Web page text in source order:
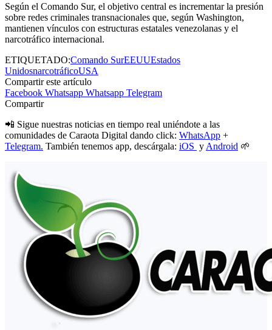
Según el Comando Sur, el objetivo central es incrementar la presión
sobre redes criminales transnacionales que, según Washington,
mantienen vínculos con estructuras estatales venezolanas y el
narcotráfico internacional.
ETIQUETADO:Comando SurEEUUEstados
UnidosnarcotráficoUSA
Compartir este artículo
Facebook Whatsapp Whatsapp Telegram
Compartir
📲 Sigue nuestras noticias en tiempo real uniéndote a las
comunidades de Caraota Digital dando click: WhatsApp +
Telegram. También tenemos app, descárgala: iOS y Android 🌱